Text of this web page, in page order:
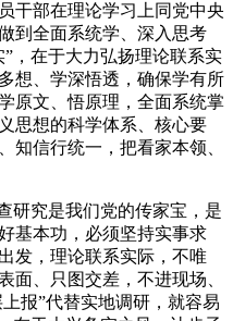
干部在理论学习上同党中央
到全面系统学、深入思考
，在于大力弘扬理论联系实
想、学深悟透，确保学有所
原文、悟原理，全面系统掌
思想的科学体系、核心要
知信行统一，把看家本领、
研究是我们党的传家宝，是
基本功，必须坚持实事求
发，理论联系实际，不唯
面、只图交差，不进现场、
报”代替实地调研，就容易